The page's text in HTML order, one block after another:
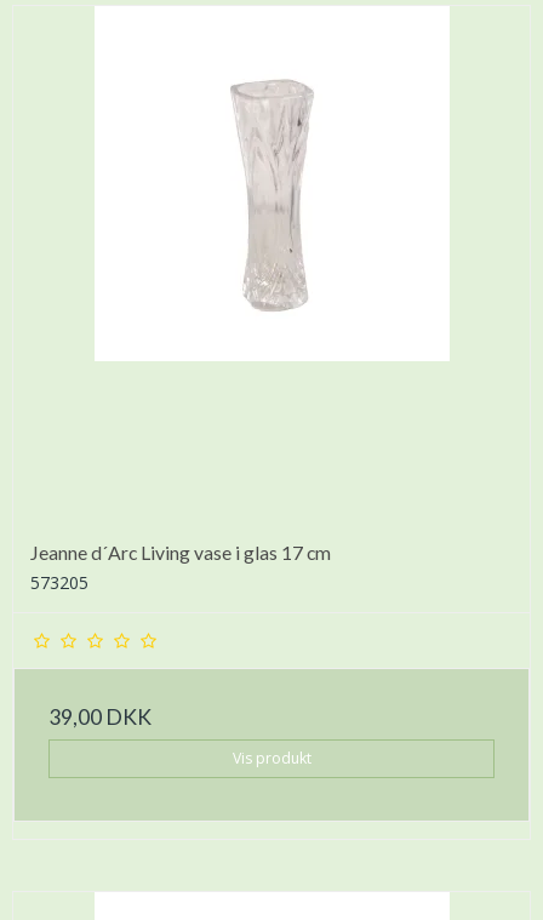
Jeanne d´Arc Living vase i glas 17 cm
573205
39,00 DKK
Vis produkt